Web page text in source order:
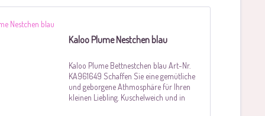
Kaloo Plume Nestchen blau
Kaloo Plume Bettnestchen blau Art-Nr.
KA961649 Schaffen Sie eine gemütliche
und geborgene Athmosphäre für Ihren
kleinen Liebling. Kuschelweich und in